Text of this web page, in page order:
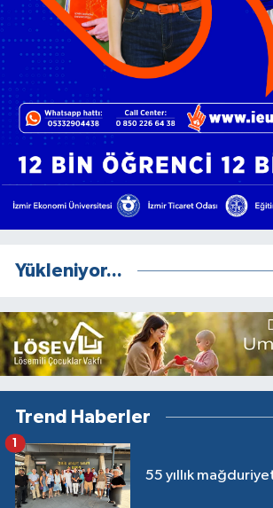
Yükleniyor...
Trend Haberler
55 yıllık
1